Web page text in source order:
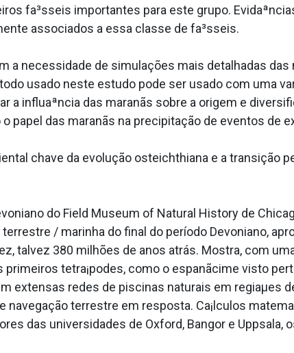
fa³sseis importantes para este grupo.
associados a essa classe de fa³sseis.
a necessidade de simulações mais detalhadas das
usado neste estudo pode ser usado com uma
a influaªncia das maranãs sobre a origem e
papel das maranãs na precipitação de eventos de
chave da evolução osteichthiana e a transição
do Field Museum of Natural History de
/ marinha do final do período Devoniano,
talvez 380 milhões de anos atrás. Mostra, com
primeiros tetra¡podes, como o espanãcime visto
extensas redes de piscinas naturais em regiaµes
navegação terrestre em resposta. Ca¡lculos
das universidades de Oxford, Bangor e